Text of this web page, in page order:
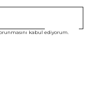
kabul ediyorum.